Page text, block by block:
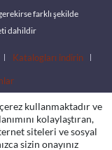
farklı şekilde
dahildir
Katalogları indirin
kullanmaktadır ve
kolaylaştıran,
siteleri ve sosyal
sizin onayınız